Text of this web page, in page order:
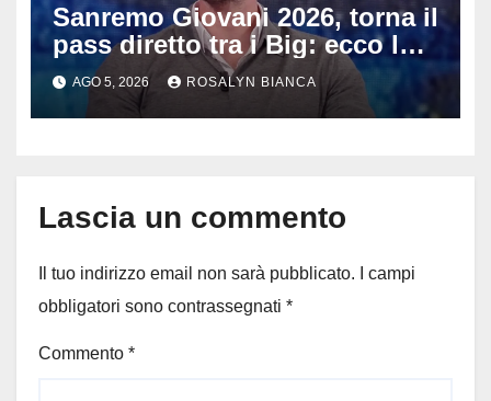
Sanremo Giovani 2026, torna il
pass diretto tra i Big: ecco la
rivoluzione di Stefano De
Martino
AGO 5, 2026 ROSALYN BIANCA
Lascia un commento
Il tuo indirizzo email non sarà pubblicato.
I campi
obbligatori sono contrassegnati *
Commento *